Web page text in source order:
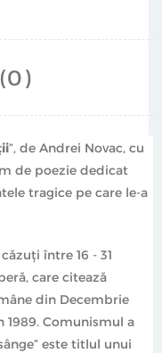
mulți artiști vizuali,
decernat de ADIAF
a Artei
”, de Andrei Novac, cu
de poezie dedicat
tragice pe care le-a
între 16 - 31
care citează
din Decembrie
1989. Comunismul a
este titlul unui